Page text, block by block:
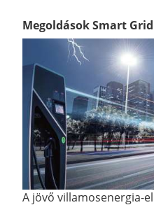
Megoldások Smart
A jövő villamosenergia-